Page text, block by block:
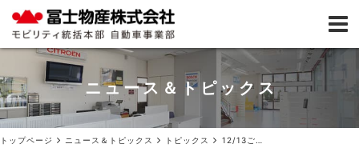
ニュース＆トピックス
トップページ ニュース＆トピックス トピックス